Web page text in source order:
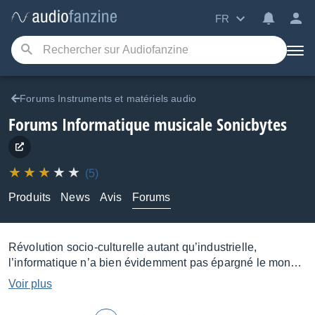
FR
Forums Instruments et matériels audio
Forums Informatique musicale Sonicbytes
(5)
Produits
News Avis Forums
Révolution socio-culturelle autant qu’industrielle,
l’informatique n’a bien évidemment pas épargné le monde
de la musique, au point qu’elle se trouve au cœur de la
plupart des Studios et Home Studios. Permettant un travail
d’une extrême précision et d’une grande souplesse, elle a
Voir plus